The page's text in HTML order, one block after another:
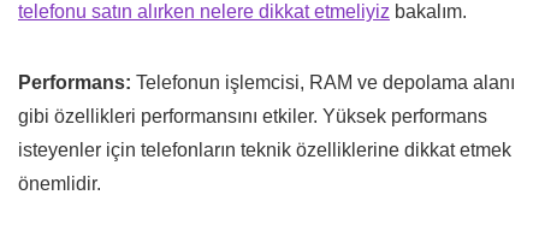
telefonu satın alırken nelere dikkat etmeliyiz bakalım.
Performans: Telefonun işlemcisi, RAM ve depolama alanı
gibi özellikleri performansını etkiler. Yüksek performans
isteyenler için telefonların teknik özelliklerine dikkat etmek
önemlidir.